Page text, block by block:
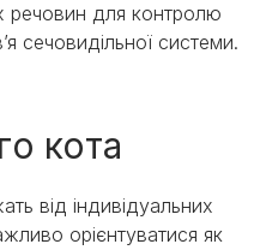
речовин для контролю
сечовидільної системи.
кота
від індивідуальних
орієнтуватися як